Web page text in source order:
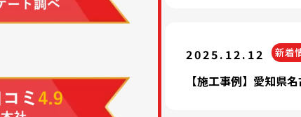
2025.12.12 新着
【施工事例】愛知県